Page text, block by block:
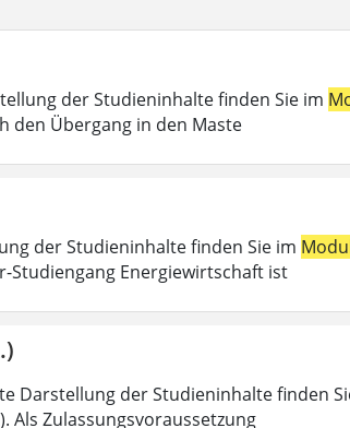
der Studieninhalte finden Sie im
den Übergang in den Maste
der Studieninhalte finden Sie im
Studiengang Energiewirtschaft ist
Darstellung der Studieninhalte finden
Als Zulassungsvoraussetzung